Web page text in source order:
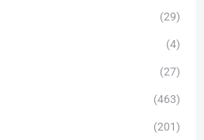
(29)
(4)
(27)
(463)
(201)